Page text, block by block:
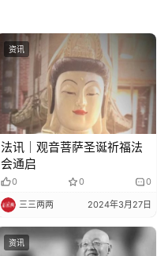
资讯
法讯｜观音菩萨圣诞祈福法
会通启
0 0 0
三三两两 2024年3月27日
资讯